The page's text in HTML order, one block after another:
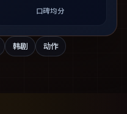
口碑均分
韩剧 动作